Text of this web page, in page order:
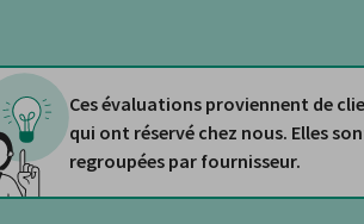
Ces évaluations proviennent de
qui ont réservé chez nous. Elles
regroupées par fournisseur.